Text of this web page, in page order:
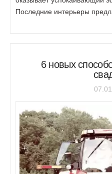
Последние интерьеры
6 новых